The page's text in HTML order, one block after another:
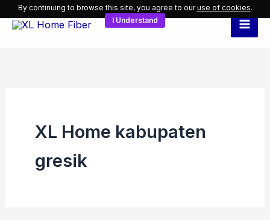
Skip
XL Home kabupaten
gresik
By continuing to browse this site, you agree to ouruse of cookies.
I Understand